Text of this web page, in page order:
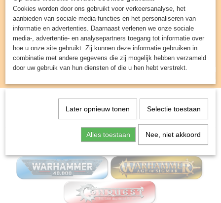
Inloggen Registreren
UW WINKELWAGEN
(0)
Miniature Gaming Board wargames - Mox
Cookies worden door ons gebruikt voor verkeersanalyse, het
aanbieden van sociale media-functies en het personaliseren van
informatie en advertenties. Daarnaast verlenen we onze sociale
media-, advertentie- en analysepartners toegang tot informatie over
hoe u onze site gebruikt. Zij kunnen deze informatie gebruiken in
combinatie met andere gegevens die zij mogelijk hebben verzameld
door uw gebruik van hun diensten of die u hen hebt verstrekt.
Later opnieuw tonen Selectie toestaan
Alles toestaan Nee, niet akkoord